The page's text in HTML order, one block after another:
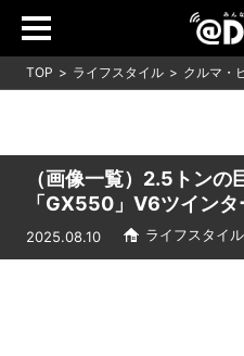
TOP ライフスタイル クルマ・
（画像一覧）2.5トンの
「GX550」V6ツイン
2025.08.10 ライフスタイル